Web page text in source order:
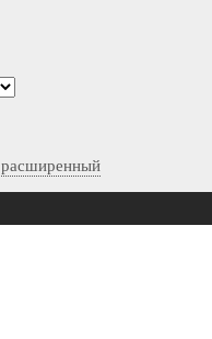
расширенный